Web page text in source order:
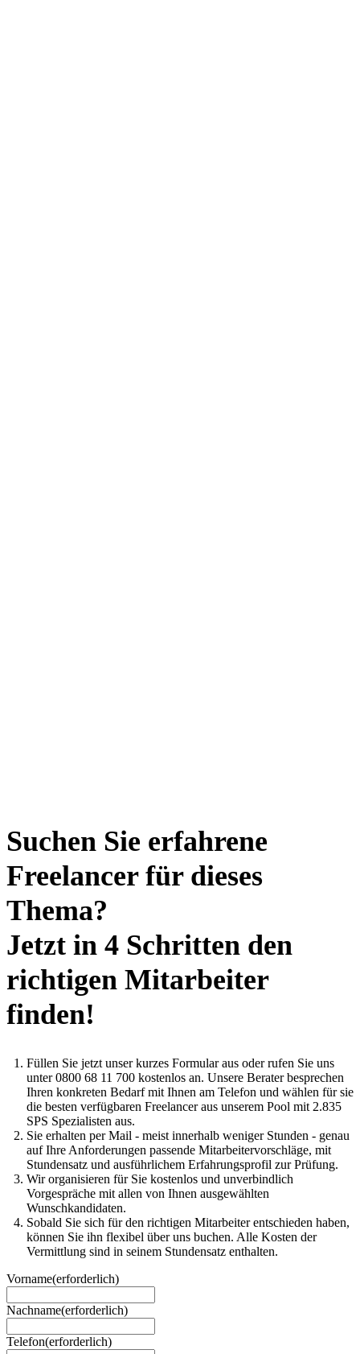
Suchen Sie erfahrene
Freelancer für dieses
Thema?
Jetzt in 4 Schritten den
richtigen Mitarbeiter
finden!
Füllen Sie jetzt unser kurzes Formular aus oder rufen Sie uns
unter 0800 68 11 700 kostenlos an. Unsere Berater besprechen
Ihren konkreten Bedarf mit Ihnen am Telefon und wählen für sie
die besten verfügbaren Freelancer aus unserem Pool mit 2.835
SPS Spezialisten aus.
Sie erhalten per Mail - meist innerhalb weniger Stunden - genau
auf Ihre Anforderungen passende Mitarbeitervorschläge, mit
Stundensatz und ausführlichem Erfahrungsprofil zur Prüfung.
Wir organisieren für Sie kostenlos und unverbindlich
Vorgespräche mit allen von Ihnen ausgewählten
Wunschkandidaten.
Sobald Sie sich für den richtigen Mitarbeiter entschieden haben,
können Sie ihn flexibel über uns buchen. Alle Kosten der
Vermittlung sind in seinem Stundensatz enthalten.
Vorname(erforderlich)
Nachname(erforderlich)
Telefon(erforderlich)